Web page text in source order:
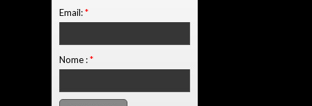
Email:*
Nome :*